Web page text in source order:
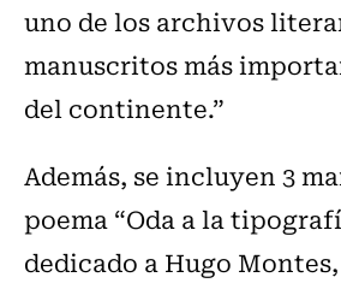
uno de los archivos
manuscritos más
del continente.”
Además, se incluyen 3
poema “Oda a la
dedicado a Hugo